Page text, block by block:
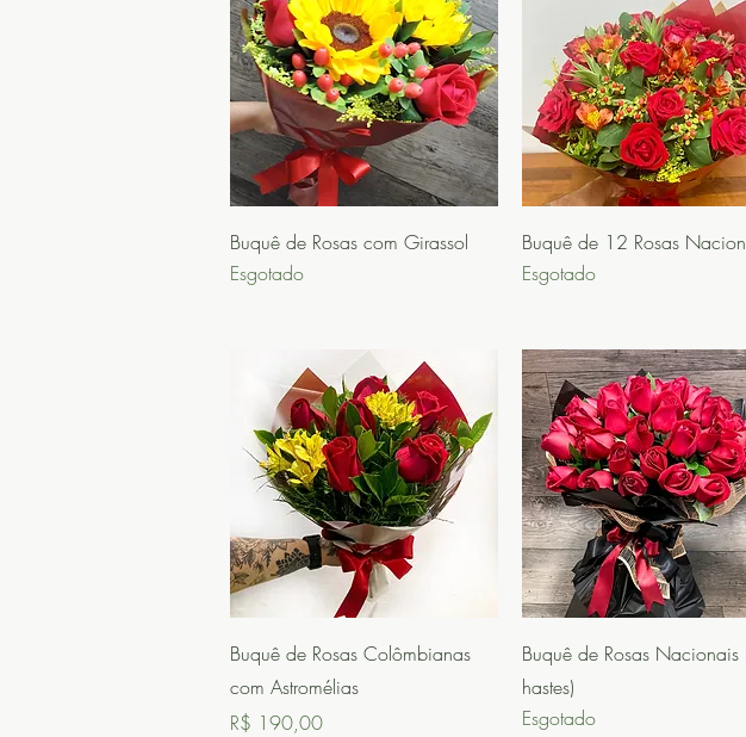
Visualização rápida
Buquê de Rosas com Girassol
Esgotado
Visualização rápida
Buquê de 12 Rosas
Esgotado
Visualização rápida
Buquê de Rosas Colômbianas
com Astromélias
Preço
R$ 190,00
Visualização rápida
Buquê de Rosas
hastes)
Esgotado